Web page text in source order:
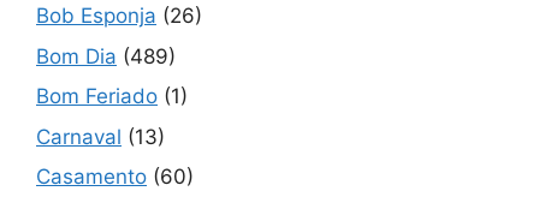
Bob Esponja (26)
Bom Dia (489)
Bom Feriado (1)
Carnaval (13)
Casamento (60)